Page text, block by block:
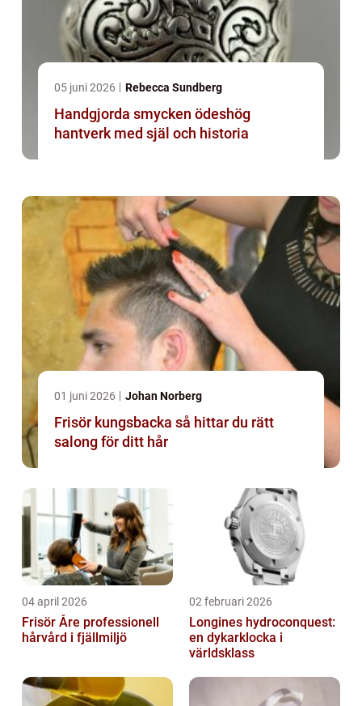
05 juni 2026 Rebecca Sundberg
Handgjorda smycken ödeshög
hantverk med själ och historia
01 juni 2026 Johan Norberg
Frisör kungsbacka så hittar du rätt
salong för ditt hår
04 april 2026
Frisör Åre professionell
hårvård i fjällmiljö
02 februari 2026
Longines hydroconquest:
en dykarklocka i
världsklass